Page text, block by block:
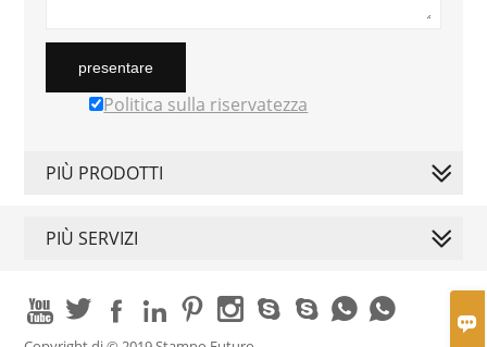

presentare
Politica sulla riservatezza
PIÙ PRODOTTI
PIÙ SERVIZI
         